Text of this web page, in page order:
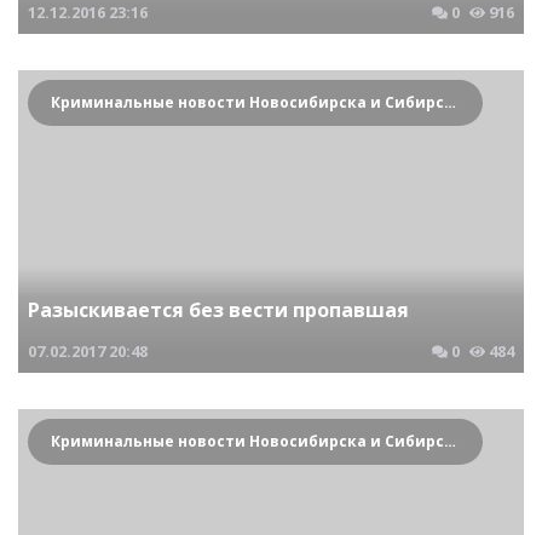
12.12.2016 23:16 0 916
Криминальные новости Новосибирска и Сибирского региона
Разыскивается без вести пропавшая
07.02.2017 20:48 0 484
Криминальные новости Новосибирска и Сибирского региона